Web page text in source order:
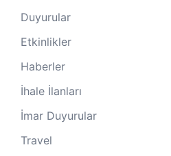
Duyurular
Etkinlikler
Haberler
İhale İlanları
İmar Duyurular
Travel